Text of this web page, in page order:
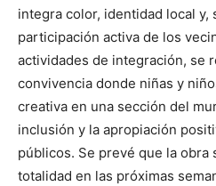
integra color, identidad local y,
participación activa de los
actividades de integración, se
convivencia donde niñas y
creativa en una sección del
inclusión y la apropiación
públicos. Se prevé que la obra
totalidad en las próximas